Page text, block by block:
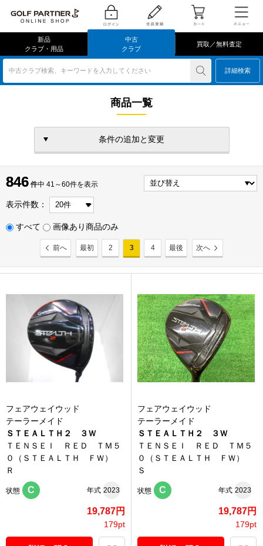
新品
クラブ・用品
中古
クラブ
買取／無料査定
中古クラブ検索、キーワードを入力してください 詳細検索
商品一覧
条件の追加と変更
846 件
846 件中 41～60件を表示
表示件数：
すべて 画像あり商品のみ
前へ 最初 2 3 4 最後 次へ
フェアウェイウッド
テーラーメイド
ＳＴＥＡＬＴＨ２ ３Ｗ
ＴＥＮＳＥＩ ＲＥＤ ＴＭ５
０（ＳＴＥＡＬＴＨ ＦＷ）
Ｒ
状態 C 年式 2023
19,787円
179pt
フェアウェイウッド
テーラーメイド
ＳＴＥＡＬＴＨ２ ３Ｗ
ＴＥＮＳＥＩ ＲＥＤ ＴＭ５
０（ＳＴＥＡＬＴＨ ＦＷ）
Ｓ
状態 C 年式 2023
19,787円
179pt